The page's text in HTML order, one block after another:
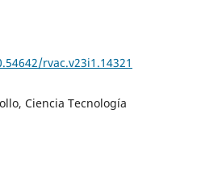
rvac.v23i1.14321
Ciencia Tecnología